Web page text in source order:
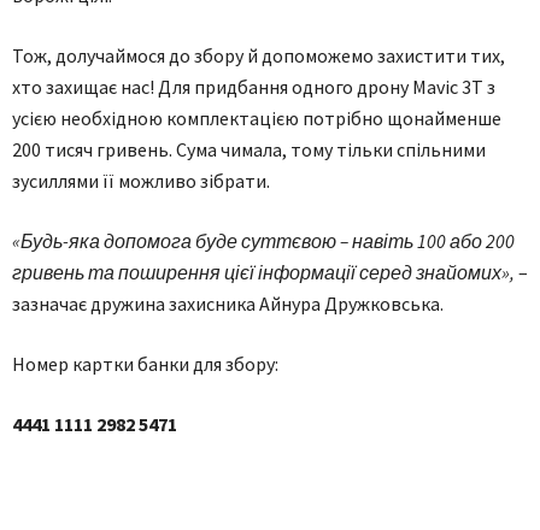
Тож, долучаймося до збору й допоможемо захистити тих,
хто захищає нас! Для придбання одного дрону Mavic 3T з
усією необхідною комплектацією потрібно щонайменше
200 тисяч гривень. Сума чимала, тому тільки спільними
зусиллями її можливо зібрати.
«Будь-яка допомога будесуттєвою– навіть 100 або200
гривеньта поширенняцієїінформаціїсередзнайомих», –
зазначає дружина захисника Айнура Дружковська.
Номер картки банки для збору:
4441 1111 2982 5471